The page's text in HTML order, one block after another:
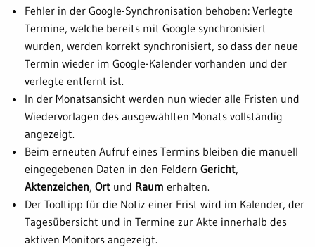
Fehler in der Google-Synchronisation behoben: Verlegte
Termine, welche bereits mit Google synchronisiert
wurden, werden korrekt synchronisiert, so dass der neue
Termin wieder im Google-Kalender vorhanden und der
verlegte entfernt ist.
In der Monatsansicht werden nun wieder alle Fristen und
Wiedervorlagen des ausgewählten Monats vollständig
angezeigt.
Beim erneuten Aufruf eines Termins bleiben die manuell
eingegebenen Daten in den Feldern Gericht,
Aktenzeichen, Ort und Raum erhalten.
Der Tooltipp für die Notiz einer Frist wird im Kalender, der
Tagesübersicht und in Termine zur Akte innerhalb des
aktiven Monitors angezeigt.